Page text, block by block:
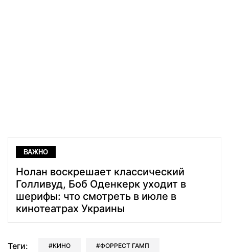
ВАЖНО
Нолан воскрешает классический
Голливуд, Боб Оденкерк уходит в
шерифы: что смотреть в июле в
кинотеатрах Украины
Теги: КИНО ФОРРЕСТ ГАМП